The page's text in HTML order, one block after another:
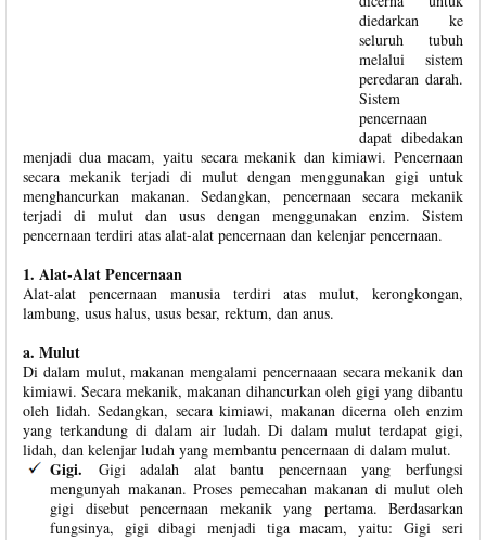
diedarkan ke
seluruh tubuh
melalui sistem
peredaran darah.
Sistem
pencernaan
dapat dibedakan
menjadi dua macam, yaitu secara mekanik dan kimiawi. Pencernaan
secara mekanik terjadi di mulut dengan menggunakan gigi untuk
menghancurkan makanan. Sedangkan, pencernaan secara mekanik
terjadi di mulut dan usus dengan menggunakan enzim. Sistem
pencernaan terdiri atas alat-alat pencernaan dan kelenjar pencernaan.
1. Alat-Alat Pencernaan
Alat-alat pencernaan manusia terdiri atas mulut, kerongkongan,
lambung, usus halus, usus besar, rektum, dan anus.
a. Mulut
Di dalam mulut, makanan mengalami pencernaaan secara mekanik dan
kimiawi. Secara mekanik, makanan dihancurkan oleh gigi yang dibantu
oleh lidah. Sedangkan, secara kimiawi, makanan dicerna oleh enzim
yang terkandung di dalam air ludah. Di dalam mulut terdapat gigi,
lidah, dan kelenjar ludah yang membantu pencernaan di dalam mulut.
Gigi. Gigi adalah alat bantu pencernaan yang berfungsi
mengunyah makanan. Proses pemecahan makanan di mulut oleh
gigi disebut pencernaan mekanik yang pertama. Berdasarkan
fungsinya, gigi dibagi menjadi tiga macam, yaitu:Gigi seri